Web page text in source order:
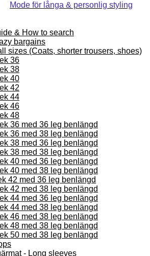
Mode för långa & personlig styling
& How to search
bargains
sizes (Coats, shorter trousers, shoes)
36
38
40
42
44
46
48
36 med 36 leg benlängd
36 med 38 leg benlängd
38 med 36 leg benlängd
38 med 38 leg benlängd
40 med 36 leg benlängd
40 med 38 leg benlängd
42 med 36 leg benlängd
42 med 38 leg benlängd
44 med 36 leg benlängd
44 med 38 leg benlängd
46 med 38 leg benlängd
48 med 38 leg benlängd
50 med 38 leg benlängd
- Long sleeves